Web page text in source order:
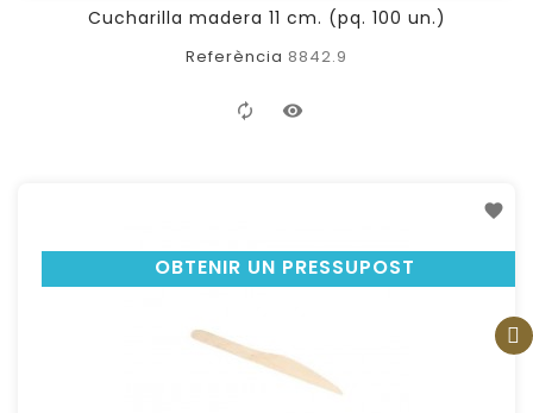
Cucharilla madera 11 cm. (pq. 100 un.)
Referència 8842.9
OBTENIR UN PRESSUPOST FILTER